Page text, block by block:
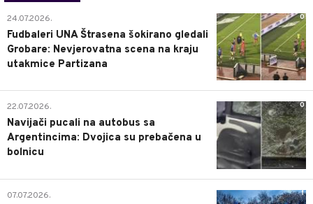
0
24.07.2026.
Fudbaleri UNA Štrasena šokirano gledali
Grobare: Nevjerovatna scena na kraju
utakmice Partizana
0
22.07.2026.
Navijači pucali na autobus sa
Argentincima: Dvojica su prebačena u
bolnicu
1
07.07.2026.